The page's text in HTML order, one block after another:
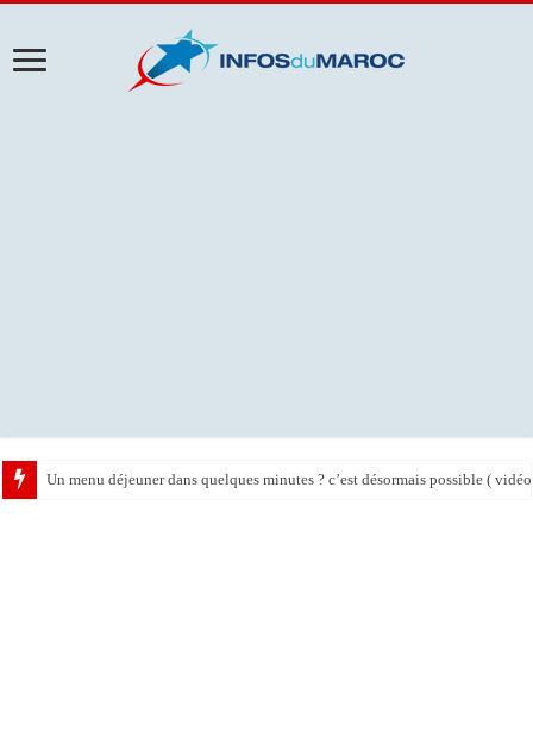
Un menu déjeuner dans quelques minutes ? c’est désormais possible (